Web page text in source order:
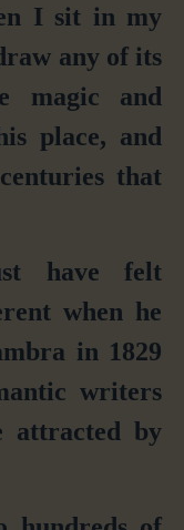
I sit in my
any of its
magic and
place, and
that
have felt
when he
in 1829
writers
attracted by